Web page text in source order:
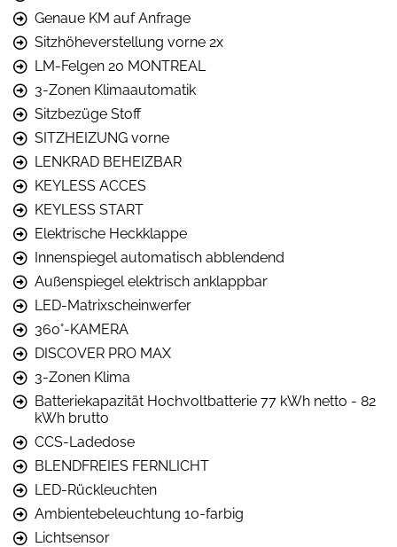
Genaue KM auf Anfrage
Sitzhöheverstellung vorne 2x
LM-Felgen 20 MONTREAL
3-Zonen Klimaautomatik
Sitzbezüge Stoff
SITZHEIZUNG vorne
LENKRAD BEHEIZBAR
KEYLESS ACCES
KEYLESS START
Elektrische Heckklappe
Innenspiegel automatisch abblendend
Außenspiegel elektrisch anklappbar
LED-Matrixscheinwerfer
360°-KAMERA
DISCOVER PRO MAX
3-Zonen Klima
Batteriekapazität Hochvoltbatterie 77 kWh netto - 82
kWh brutto
CCS-Ladedose
BLENDFREIES FERNLICHT
LED-Rückleuchten
Ambientebeleuchtung 10-farbig
Lichtsensor